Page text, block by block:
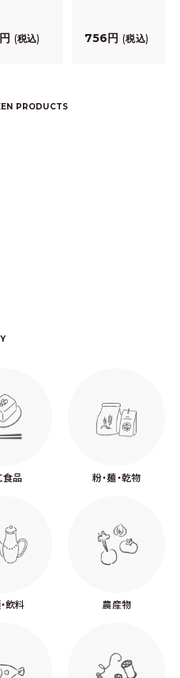
税込 756 税込
PRODUCTS
食品 粉・麺・乾物
飲料 農産物